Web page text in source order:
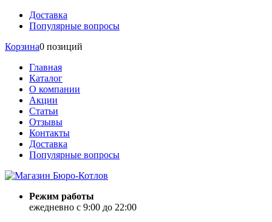
Доставка
Популярные вопросы
Корзина0 позиций
Главная
Каталог
О компании
Акции
Статьи
Отзывы
Контакты
Доставка
Популярные вопросы
Режим работы
ежедневно с 9:00 до 22:00